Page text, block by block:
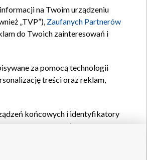
na Twoim urządzeniu
„TVP”), Zaufanych Partnerów
do Twoich zainteresowań i
za pomocą technologii
treści oraz reklam,
końcowych i identyfikatory
oraz pozostałych
wyboru spersonalizowanych
reklam, pomiaru wydajności